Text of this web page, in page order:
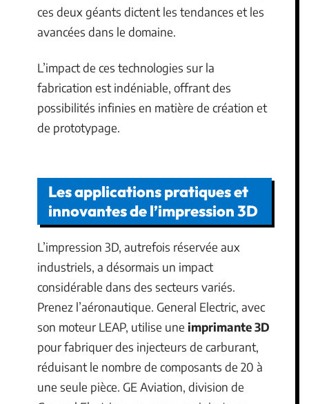
ces deux géants dictent les tendances et les
avancées dans le domaine.
L’impact de ces technologies sur la
fabrication est indéniable, offrant des
possibilités infinies en matière de création et
de prototypage.
Les applications pratiques et
innovantes de l’impression 3D
L’impression 3D, autrefois réservée aux
industriels, a désormais un impact
considérable dans des secteurs variés.
Prenez l’aéronautique. General Electric, avec
son moteur LEAP, utilise une imprimante 3D
pour fabriquer des injecteurs de carburant,
réduisant le nombre de composants de 20 à
une seule pièce. GE Aviation, division de